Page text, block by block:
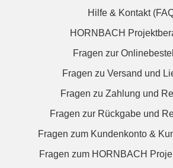
Hilfe & Kontakt
HORNBACH
Fragen zur
Fragen zu Versand und
Fragen zu Zahlung und
Fragen zur Rückgabe und
Fragen zum Kundenkonto &
Fragen zum HORNBACH